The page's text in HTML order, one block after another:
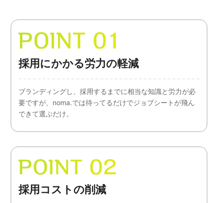
採用にかかる労力の軽減
ブランディングし、採用するまでに相当な知識と労力が必
要ですが、noma.では待ってるだけでジョブシートが飛ん
できて選ぶだけ。
採用コストの削減